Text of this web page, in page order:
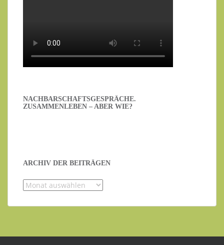
NACHBARSCHAFTSGESPRÄCHE.
ZUSAMMENLEBEN – ABER WIE?
ARCHIV DER BEITRÄGEN
Archiv
Beiträgen